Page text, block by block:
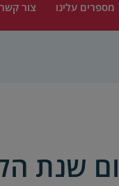
מספרים עלינו צור קשר
שנת